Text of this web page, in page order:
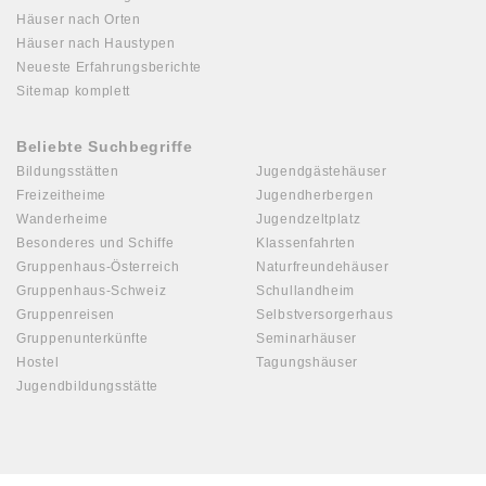
Häuser nach Orten
Häuser nach Haustypen
Neueste Erfahrungsberichte
Sitemap komplett
Beliebte Suchbegriffe
Bildungsstätten
Freizeitheime
Wanderheime
Besonderes und Schiffe
Gruppenhaus-Österreich
Gruppenhaus-Schweiz
Gruppenreisen
Gruppenunterkünfte
Hostel
Jugendbildungsstätte
Jugendgästehäuser
Jugendherbergen
Jugendzeltplatz
Klassenfahrten
Naturfreundehäuser
Schullandheim
Selbstversorgerhaus
Seminarhäuser
Tagungshäuser